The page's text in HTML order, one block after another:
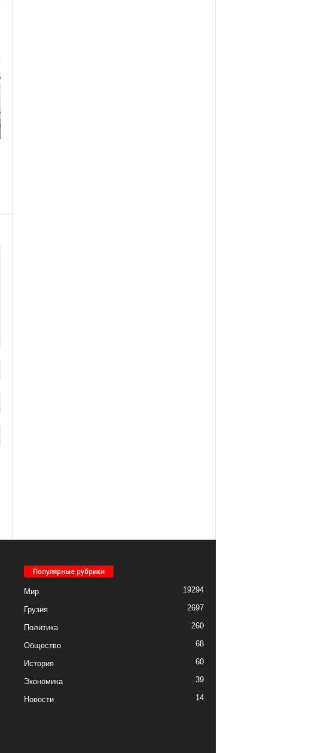
Популярные рубрики
Мир 19294
Грузия 2697
Политика 260
Общество 68
История 60
Экономика 39
Новости 14